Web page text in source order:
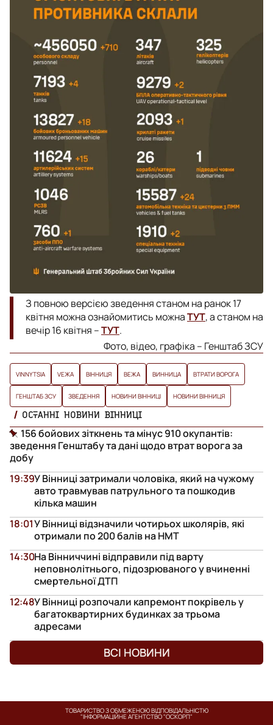
З повною версією зведення станом на ранок 17
квітня можна ознайомитись можнаТУТ, а станом на
вечір 16 квітня –ТУТ.
Фото, відео, графіка – Генштаб ЗСУ
VINNYTSIA VЕЖА ВІННИЦЯ ВЕЖА ВИННИЦА ВТРАТИ ВОРОГА
ГЕНШТАБ ЗСУ ЗВЕДЕННЯ НОВИНИ ВІННИЦІ НОВИНИ ВІННИЦЯ
ОСТАННІ НОВИНИ ВІННИЦІ
156 бойових зіткнень та мінус 910 окупантів:
зведення Генштабу та дані щодо втрат ворога за
добу
У Вінниці затримали чоловіка, який на чужому
авто травмував патрульного та пошкодив
кілька машин
19:39
У Вінниці відзначили чотирьох школярів, які
отримали по 200 балів на НМТ
18:01
На Вінниччині відправили під варту
неповнолітнього, підозрюваного у вчиненні
смертельної ДТП
14:30
У Вінниці розпочали капремонт покрівель у
багатоквартирних будинках за трьома
адресами
12:48
ВСІ НОВИНИ
ТОВАРИСТВО З ОБМЕЖЕНОЮ ВІДПОВІДАЛЬНІСТЮ
"ІНФОРМАЦІЙНЕ АГЕНТСТВО "ОСКОРП"